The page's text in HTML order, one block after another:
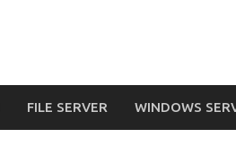
FILE SERVER WINDOWS